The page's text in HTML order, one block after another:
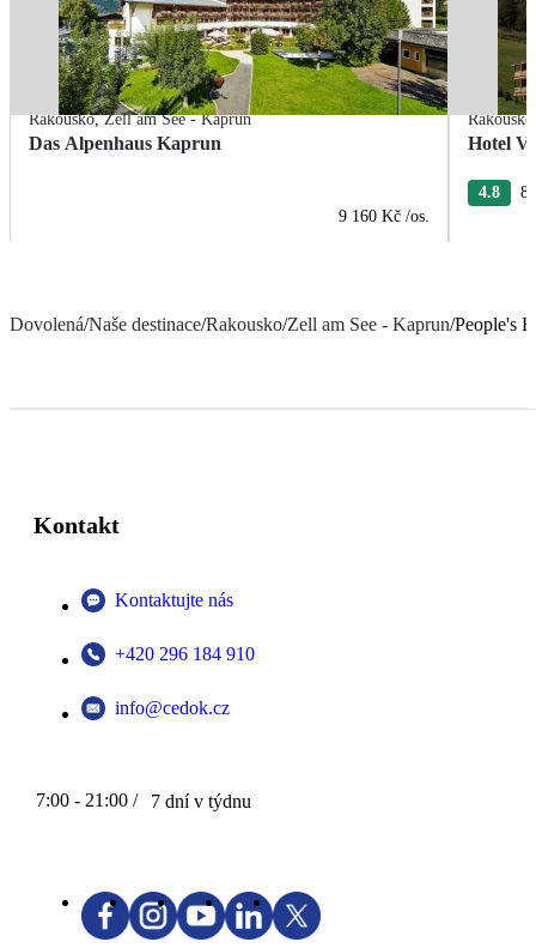
Rakousko,Zell am See - Kaprun
Das Alpenhaus Kaprun
9 160 Kč /os.
Rakousko
Hotel
4.8 8
Dovolená/Naše destinace/Rakousko/Zell am See - Kaprun/People's
Kontakt
Kontaktujte nás
+420 296 184 910
info@cedok.cz
7:00 - 21:00 / 7 dní v týdnu